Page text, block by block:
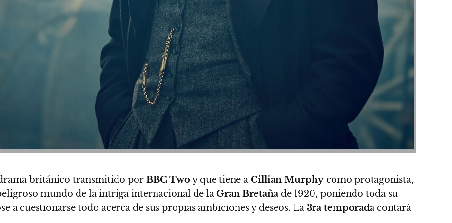
británico transmitido por BBC Twoy que tiene a Cillian Murphy como protagonista,
mundo de la intriga internacional de la Gran Bretaña de 1920, poniendo toda su
a cuestionarse todo acerca de sus propias ambiciones y deseos. La 3ra temporada contará